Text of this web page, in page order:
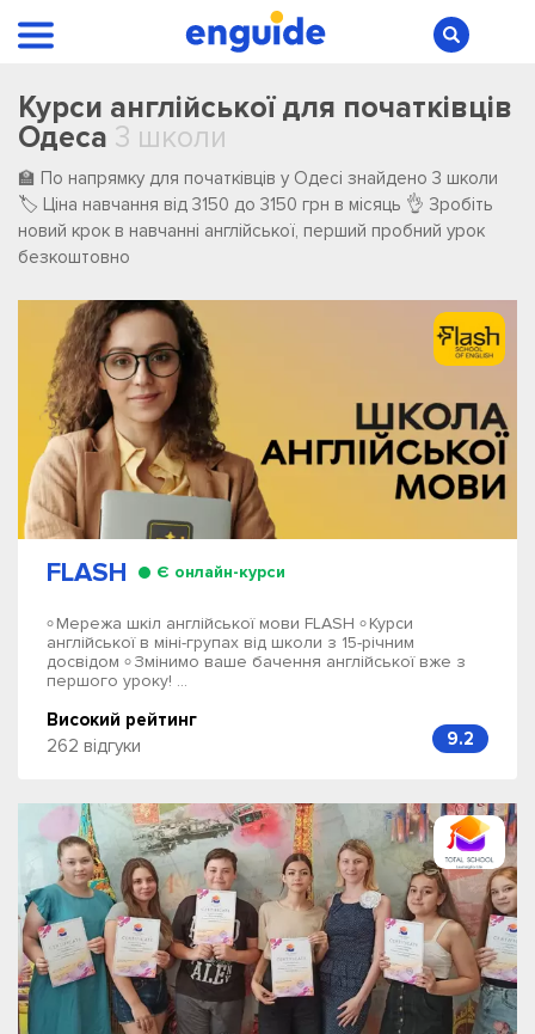
Курси англійської для початківців
Одеса 3 школи
🏫 По напрямку для початківців у Одесі ️знайдено ️3 ️школи
🏷️ Ціна навчання від 3150 до 3150 грн в місяць 👌 Зробіть
новий крок в навчанні англійської, перший пробний урок
безкоштовно
FLASH Є онлайн-курси
৹ Мережа шкіл англійської мови FLASH ৹ Курси
англійської в міні-групах від школи з 15-річним
досвідом ৹ Змінимо ваше бачення англійської вже з
першого уроку! ...
Високий рейтинг
262 відгуки
9.2